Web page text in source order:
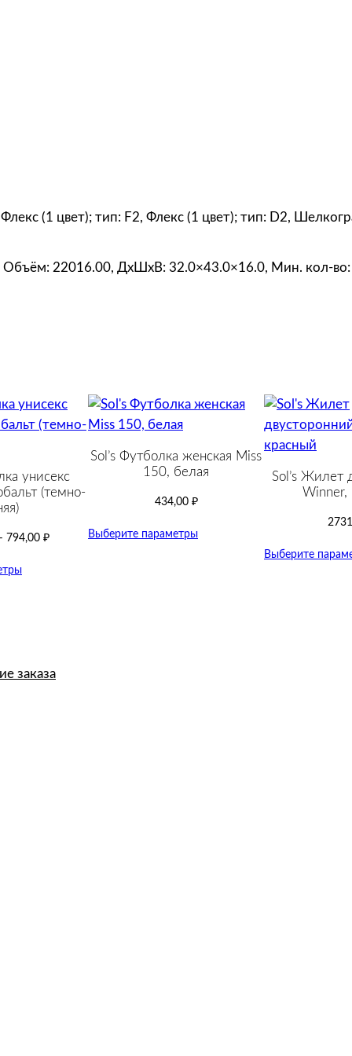
и
к
е
л
а
(1 цвет); тип: F2, Флекс (1 цвет); тип: D2,
Объём: 22016.00, ДxШxВ: 32.0×43.0×16.0, Мин. кол-во:
унисекс
(темно-
794,00 ₽
Sol’s Футболка женская Miss
150, белая
434,00 ₽
Выберите параметры
Sol’s Жилет
Winner,
Выберите
заказа